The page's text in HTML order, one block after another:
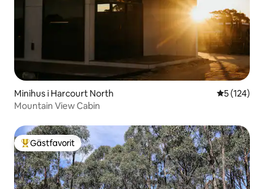
Minihus i Harcourt North 5 av 5 i
5 (124)
Mountain View Cabin
Populär gästfavorit
Gästfavorit